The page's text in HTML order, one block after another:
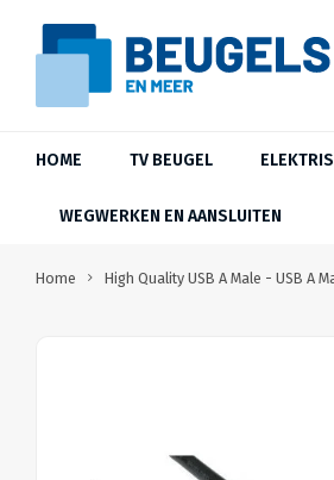
HOME TV BEUGEL
WEGWERKEN EN AANSLUITEN
Home High Quality USB A Male - USB A